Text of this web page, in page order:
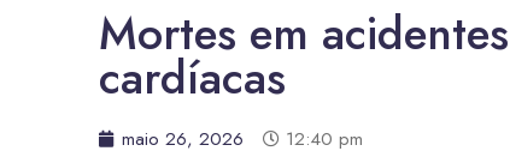
Mortes em
cardíacas
maio 26, 2026
12:40 pm